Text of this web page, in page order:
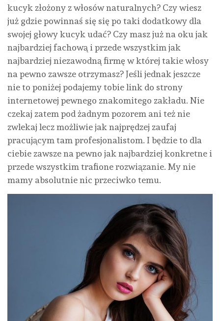
kucyk złożony z włosów naturalnych? Czy wiesz
już gdzie powinnaś się się po taki dodatkowy dla
swojej głowy kucyk udać? Czy masz już na oku jak
najbardziej fachową i przede wszystkim jak
najbardziej niezawodną firmę w której takie włosy
na pewno zawsze otrzymasz? Jeśli jednak jeszcze
nie to poniżej podajemy tobie link do strony
internetowej pewnego znakomitego zakładu. Nie
czekaj zatem pod żadnym pozorem ani też nie
zwlekaj lecz możliwie jak najprędzej zaufaj
pracującym tam profesjonalistom. I będzie to dla
ciebie zawsze na pewno jak najbardziej konkretne i
przede wszystkim trafione rozwiązanie. My nie
mamy absolutnie nic przeciwko temu.